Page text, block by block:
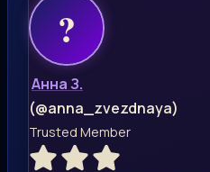
Анна З.
(@anna_zvezdnaya)
Trusted Member